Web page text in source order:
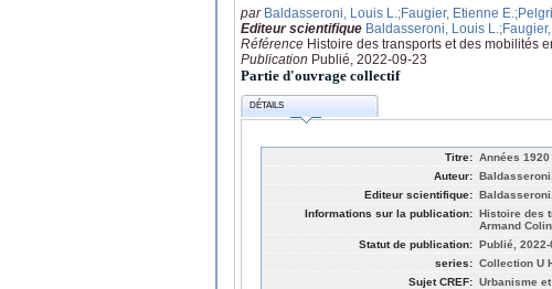
par Baldasseroni, Louis L. ;Faugier, Etienne E.
Editeur scientifique Baldasseroni, Louis L.
Référence Histoire des transports et des mobilités
Publication Publié, 2022-09-23
Partie d'ouvrage collectif
DÉTAILS
Titre: Années
Auteur:
Editeur scientifique:
Informations sur la publication: Histoire des
Armand
Statut de publication: Publié, 2022-
series: Collection U
Sujet CREF: Urbanisme